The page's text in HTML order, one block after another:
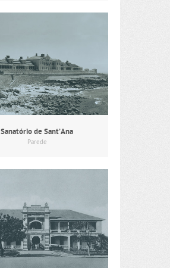
Sanatório de Sant’Ana
Parede